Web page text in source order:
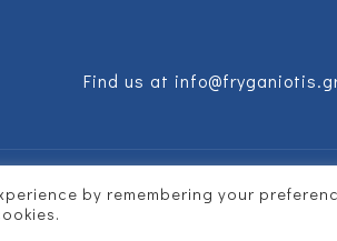
Find us at
by remembering your